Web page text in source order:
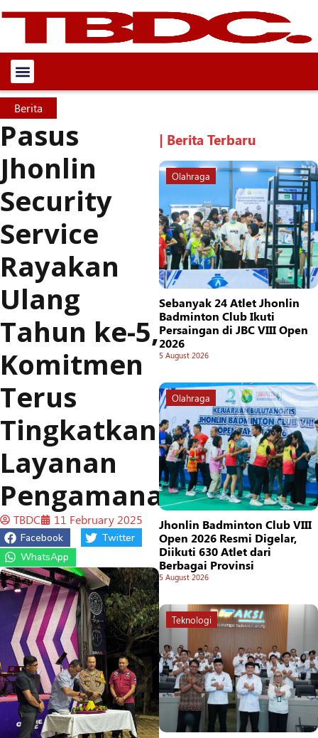
Berita
Pasus
Jhonlin
Security
Service
Rayakan
Ulang
Tahun ke-5,
Komitmen
Terus
Tingkatkan
Layanan
Pengamanan
TBDC 11 February 2025
Facebook
Twitter
WhatsApp
| Berita Terbaru
Olahraga
Sebanyak 24 Atlet Jhonlin
Badminton Club Ikuti
Persaingan di JBC VIII Open
2026
5 August 2026
Olahraga
Jhonlin Badminton Club VIII
Open 2026 Resmi Digelar,
Diikuti 630 Atlet dari
Berbagai Provinsi
5 August 2026
Teknologi